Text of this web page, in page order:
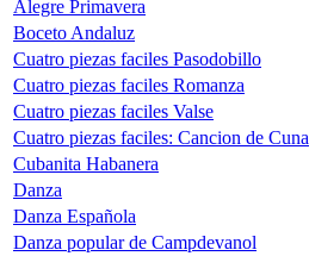
Alegre Primavera
Boceto Andaluz
Cuatro piezas faciles Pasodobillo
Cuatro piezas faciles Romanza
Cuatro piezas faciles Valse
Cuatro piezas faciles: Cancion de Cuna
Cubanita Habanera
Danza
Danza Española
Danza popular de Campdevanol